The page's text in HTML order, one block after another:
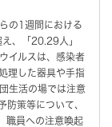
の1週間における
、「20.29人」
イルスは、感染者
理した器具や手指
生活の場では注意
防策等について、
職員への注意喚起